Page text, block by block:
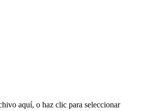
aquí, o haz clic para seleccionar